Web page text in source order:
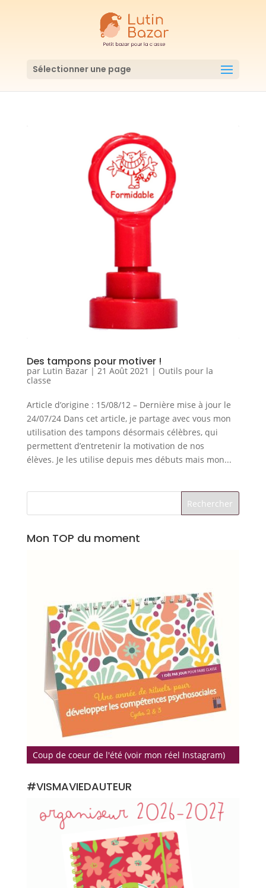
Sélectionner une page
Des tampons pour motiver !
par Lutin Bazar| 21 Août 2021 | Outils pour la
classe
Article d’origine : 15/08/12 – Dernière mise à jour le
24/07/24 Dans cet article, je partage avec vous mon
utilisation des tampons désormais célèbres, qui
permettent d’entretenir la motivation de nos
élèves. Je les utilise depuis mes débuts mais mon...
Mon TOP du moment
Coup de coeur de l'été (voir mon réel Instagram)
#VISMAVIEDAUTEUR